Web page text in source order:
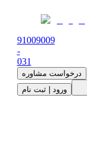
91009009
-
031
درخواست مشاوره
ورود | ثبت نام